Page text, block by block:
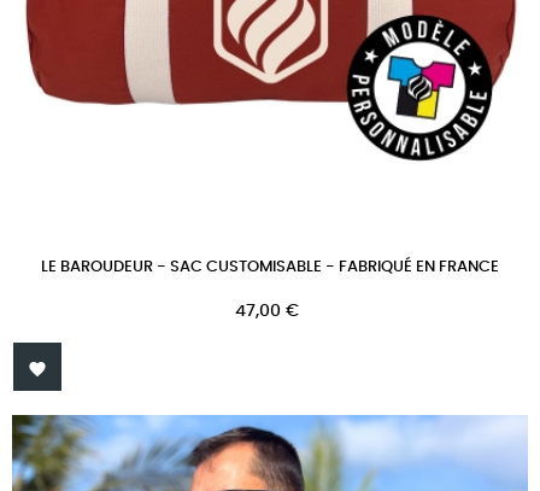
LE BAROUDEUR - SAC CUSTOMISABLE - FABRIQUÉ EN FRANCE
Prix
47,00 €
